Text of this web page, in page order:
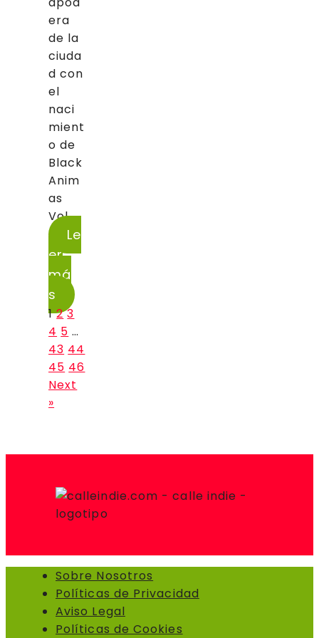
era
de la
ciuda
d con
el
naci
mient
o de
Black
Anim
as
Vol....
Le
er
má
s
1 2 3
4 5 …
43 44
45 46
Next
»
Sobre Nosotros
Políticas de Privacidad
Aviso Legal
Políticas de Cookies